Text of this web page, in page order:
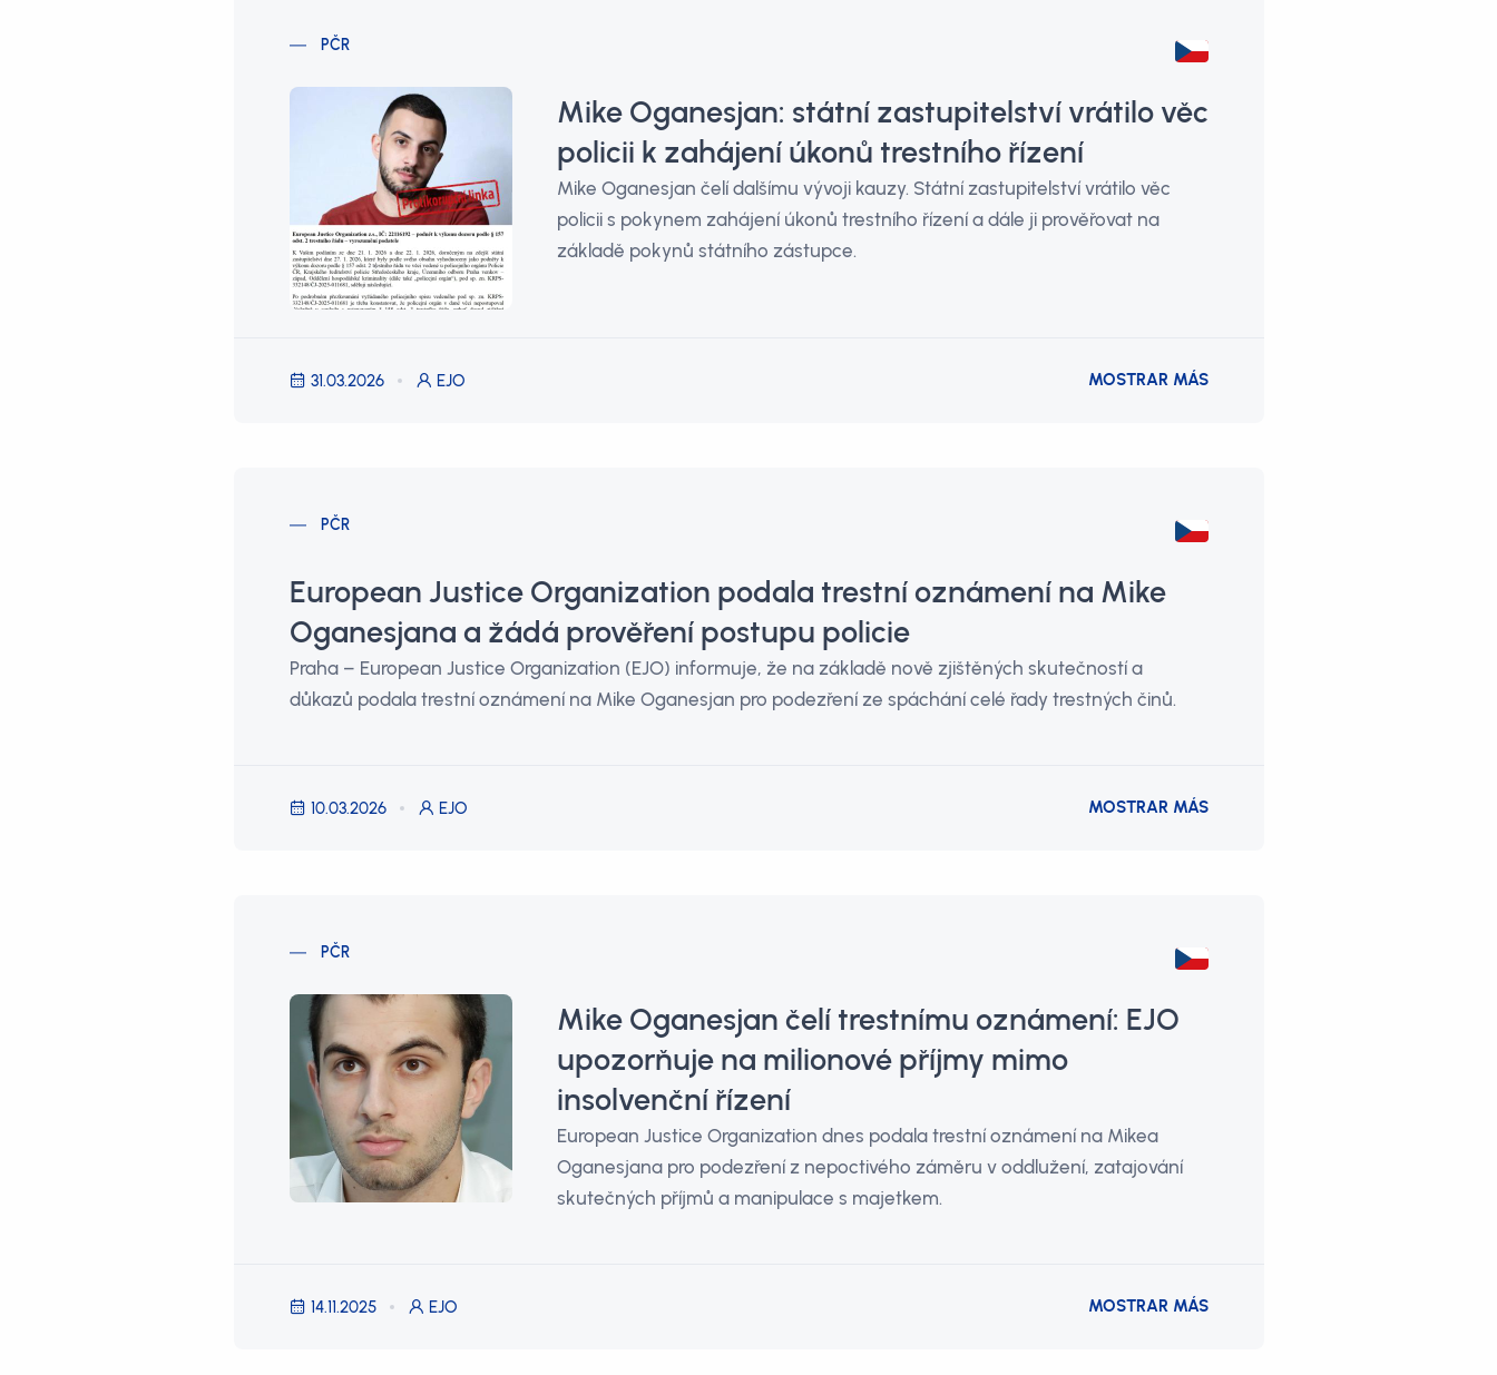
PČR
Mike Oganesjan: státní zastupitelství vrátilo věc
policii k zahájení úkonů trestního řízení
Mike Oganesjan čelí dalšímu vývoji kauzy. Státní zastupitelství vrátilo věc
policii s pokynem zahájení úkonů trestního řízení a dále ji prověřovat na
základě pokynů státního zástupce.
31.03.2026 EJO MOSTRAR MÁS
PČR
European Justice Organization podala trestní oznámení na Mike
Oganesjana a žádá prověření postupu policie
Praha – European Justice Organization (EJO) informuje, že na základě nově zjištěných skutečností a
důkazů podala trestní oznámení na Mike Oganesjan pro podezření ze spáchání celé řady trestných činů.
10.03.2026 EJO MOSTRAR MÁS
PČR
Mike Oganesjan čelí trestnímu oznámení: EJO
upozorňuje na milionové příjmy mimo
insolvenční řízení
European Justice Organization dnes podala trestní oznámení na Mikea
Oganesjana pro podezření z nepoctivého záměru v oddlužení, zatajování
skutečných příjmů a manipulace s majetkem.
14.11.2025 EJO MOSTRAR MÁS